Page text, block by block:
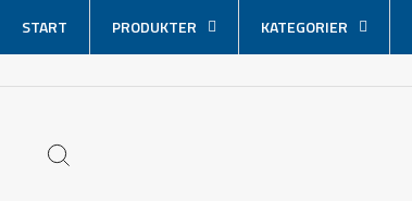
över
innehåll
START PRODUKTER KATEGORIER